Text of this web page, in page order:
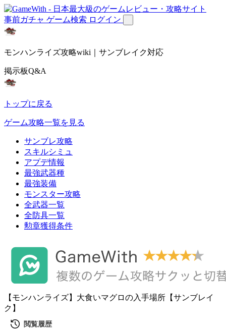
事前ガチャ ゲーム検索 ログイン
モンハンライズ攻略wiki｜サンブレイク対応
掲示板Q&A
トップに戻る
ゲーム攻略一覧を見る
サンブレ攻略
スキルシミュ
アプデ情報
最強武器種
最強装備
モンスター攻略
全武器一覧
全防具一覧
勲章獲得条件
【モンハンライズ】大食いマグロの入手場所【サンブレイ
ク】